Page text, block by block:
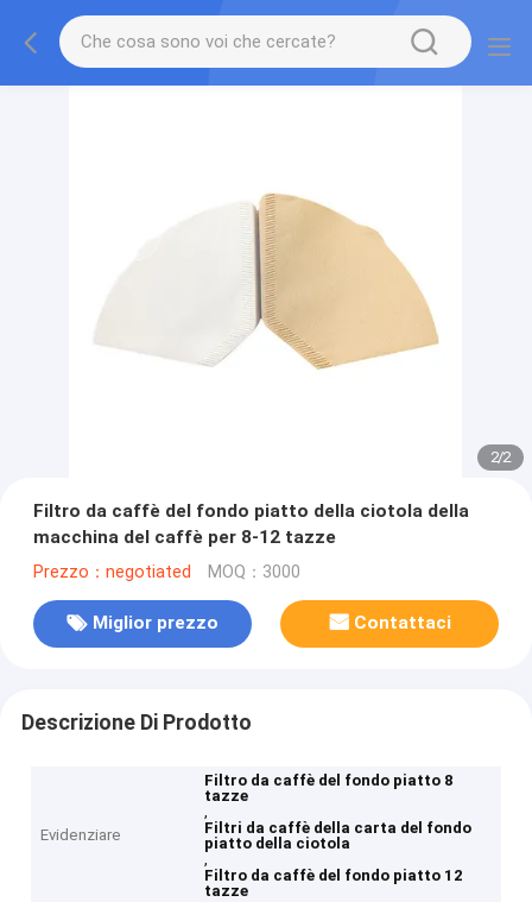
2/2
Filtro da caffè del fondo piatto della ciotola della
macchina del caffè per 8-12 tazze
Prezzo：negotiated MOQ：3000
Miglior prezzo Contattaci
Descrizione Di Prodotto
Evidenziare
Filtro da caffè del fondo piatto 8
tazze
,
Filtri da caffè della carta del fondo
piatto della ciotola
,
Filtro da caffè del fondo piatto 12
tazze